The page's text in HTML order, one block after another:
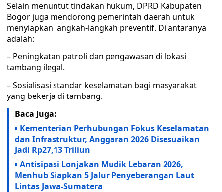
Selain menuntut tindakan hukum, DPRD Kabupaten
Bogor juga mendorong pemerintah daerah untuk
menyiapkan langkah-langkah preventif. Di antaranya
adalah:
– Peningkatan patroli dan pengawasan di lokasi
tambang ilegal.
– Sosialisasi standar keselamatan bagi masyarakat
yang bekerja di tambang.
Baca Juga:
Kementerian Perhubungan Fokus Keselamatan
dan Infrastruktur, Anggaran 2026 Disesuaikan
Jadi Rp27,13 Triliun
Antisipasi Lonjakan Mudik Lebaran 2026,
Menhub Siapkan 5 Jalur Penyeberangan Laut
Lintas Jawa-Sumatera